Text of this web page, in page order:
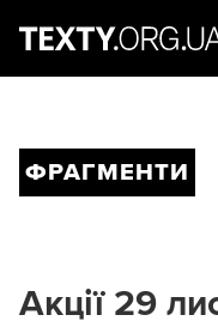
ФРАГМЕНТИ
Акції 29